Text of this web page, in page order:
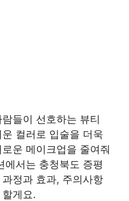
들이 선호하는 뷰티
컬러로 입술을 더욱
운 메이크업을 줄여줘
에서는 충청북도 증평
정과 효과, 주의사항
게요.